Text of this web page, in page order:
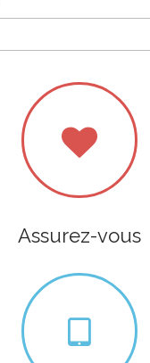
Assurez-vous